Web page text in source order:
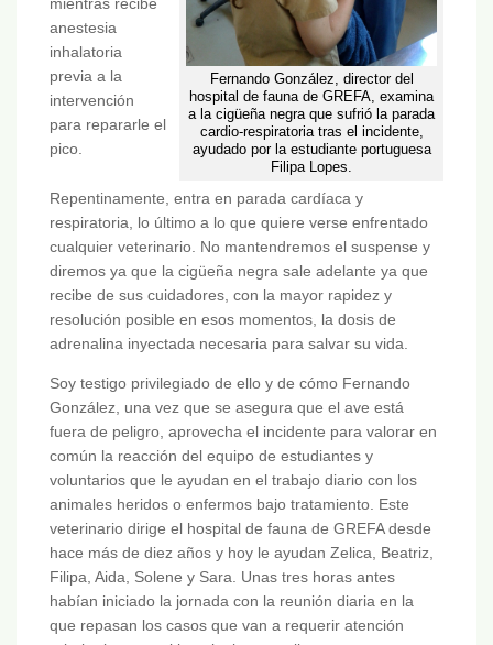
Fernando González, director del
hospital de fauna de GREFA, examina
a la cigüeña negra que sufrió la parada
cardio-respiratoria tras el incidente,
ayudado por la estudiante portuguesa
Filipa Lopes.
mientras recibe
anestesia
inhalatoria
previa a la
intervención
para repararle el
pico.
Repentinamente, entra en parada cardíaca y
respiratoria, lo último a lo que quiere verse enfrentado
cualquier veterinario. No mantendremos el suspense y
diremos ya que la cigüeña negra sale adelante ya que
recibe de sus cuidadores, con la mayor rapidez y
resolución posible en esos momentos, la dosis de
adrenalina inyectada necesaria para salvar su vida.
Soy testigo privilegiado de ello y de cómo Fernando
González, una vez que se asegura que el ave está
fuera de peligro, aprovecha el incidente para valorar en
común la reacción del equipo de estudiantes y
voluntarios que le ayudan en el trabajo diario con los
animales heridos o enfermos bajo tratamiento. Este
veterinario dirige el hospital de fauna de GREFA desde
hace más de diez años y hoy le ayudan Zelica, Beatriz,
Filipa, Aida, Solene y Sara. Unas tres horas antes
habían iniciado la jornada con la reunión diaria en la
que repasan los casos que van a requerir atención